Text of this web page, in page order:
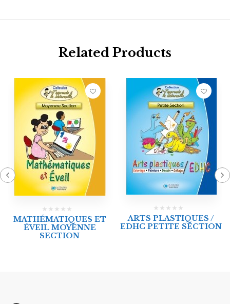
Related Products
MATHÉMATIQUES ET
ÉVEIL MOYENNE
SECTION
ARTS PLASTIQUES /
EDHC PETITE SECTION